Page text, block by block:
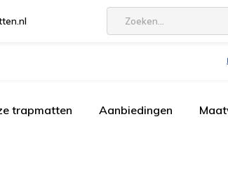
trapmatten Aanbiedingen